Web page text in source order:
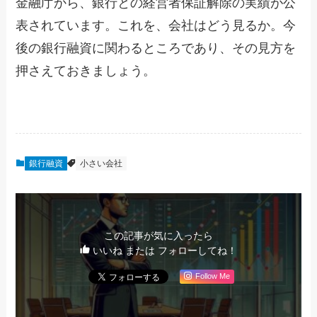
金融庁から、銀行との経営者保証解除の実績が公
表されています。これを、会社はどう見るか。今
後の銀行融資に関わるところであり、その見方を
押さえておきましょう。
銀行融資 小さい会社
この記事が気に入ったら
いいね または フォローしてね！
Follow Me